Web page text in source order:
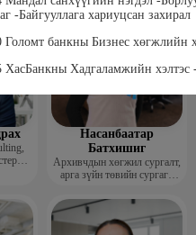
-Байгууллага хариуцсан захирал
Голомт банкны Бизнес хөгжлийн
ХасБанкны Хадгаламжийн хэлтэс
Насанбаатар
Батхишиг
Архивчдын хөгжил сургалт,
арга зүйн төвийн сургагч